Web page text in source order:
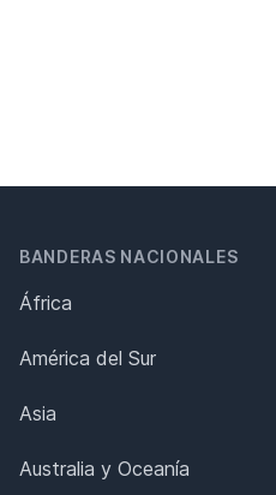
BANDERAS NACIONALES
África
América del Sur
Asia
Australia y Oceanía